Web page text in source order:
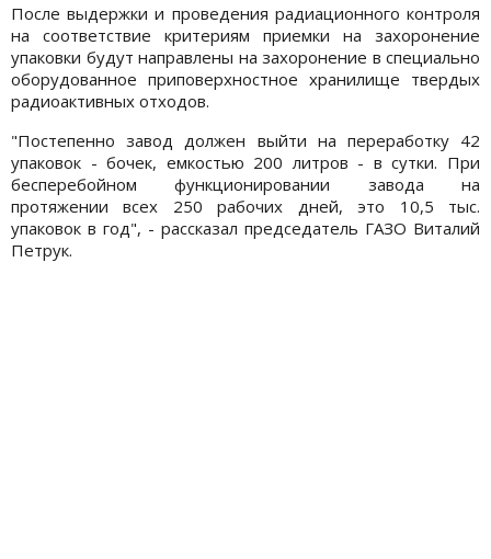
После выдержки и проведения радиационного контроля
на соответствие критериям приемки на захоронение
упаковки будут направлены на захоронение в специально
оборудованное приповерхностное хранилище твердых
радиоактивных отходов.
"Постепенно завод должен выйти на переработку 42
упаковок - бочек, емкостью 200 литров - в сутки. При
бесперебойном функционировании завода на
протяжении всех 250 рабочих дней, это 10,5 тыс.
упаковок в год", - рассказал председатель ГАЗО Виталий
Петрук.